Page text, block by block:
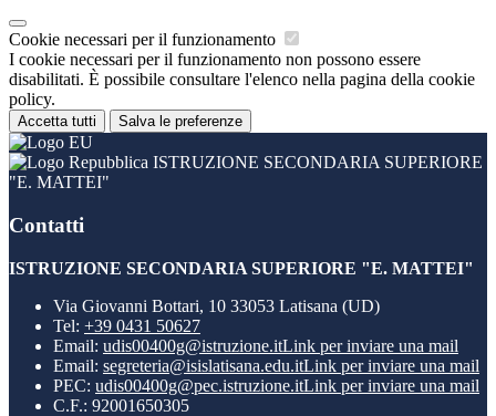
Cookie necessari per il funzionamento
I cookie necessari per il funzionamento non possono essere
disabilitati. È possibile consultare l'elenco nella pagina della cookie
policy.
Accetta tutti Salva le preferenze
ISTRUZIONE SECONDARIA SUPERIORE
"E. MATTEI"
Contatti
ISTRUZIONE SECONDARIA SUPERIORE "E. MATTEI"
Via Giovanni Bottari, 10 33053 Latisana (UD)
Tel: +39 0431 50627
Email: udis00400g@istruzione.itLink per inviare una mail
Email: segreteria@isislatisana.edu.itLink per inviare una mail
PEC: udis00400g@pec.istruzione.itLink per inviare una mail
C.F.: 92001650305